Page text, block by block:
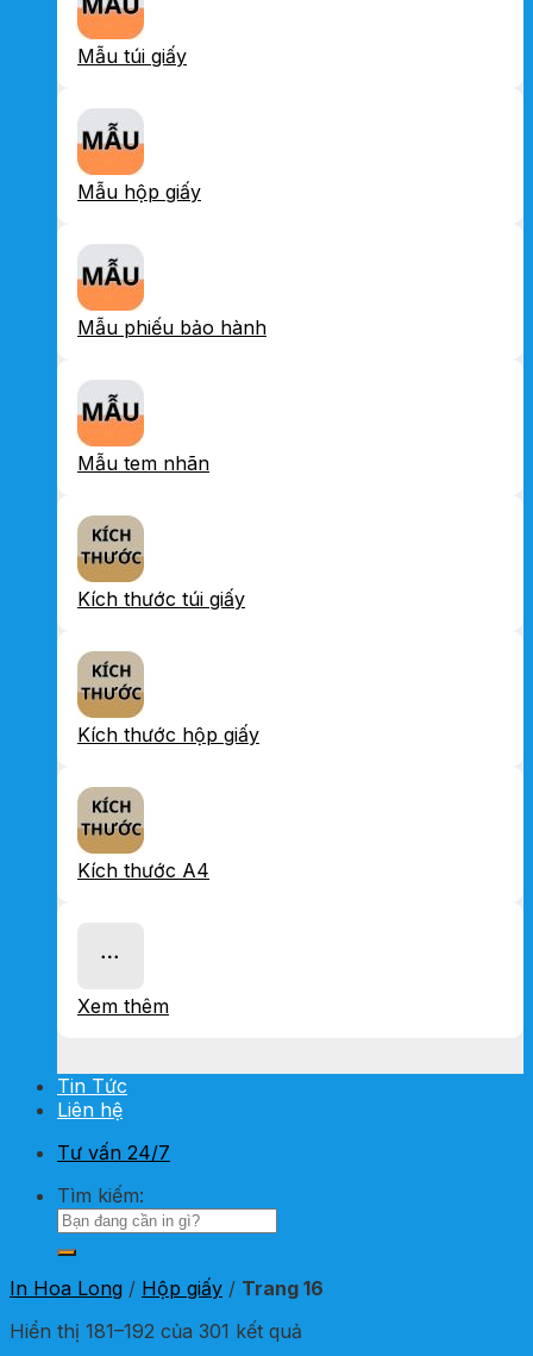
Mẫu túi giấy
Mẫu hộp giấy
Mẫu phiếu bảo hành
Mẫu tem nhãn
Kích thước túi giấy
Kích thước hộp giấy
Kích thước A4
Xem thêm
Tin Tức
Liên hệ
Tư vấn 24/7
Tìm kiếm:
In Hoa Long / Hộp giấy / Trang 16
Hiển thị 181–192 của 301 kết quả